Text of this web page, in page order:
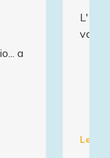
a
L'
va in